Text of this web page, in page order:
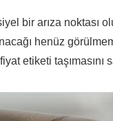
bir arıza noktası
henüz
etiketi taşımasını